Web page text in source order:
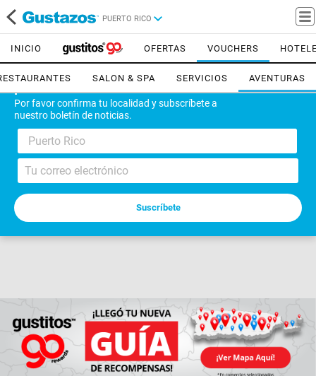
PUERTO RICO
Por favor confirma tu localidad y subscríbete a
nuestro boletín de noticias.
Puerto Rico
INICIO OFERTAS VOUCHERS
SALON & SPA SERVICIOS AVENTURAS